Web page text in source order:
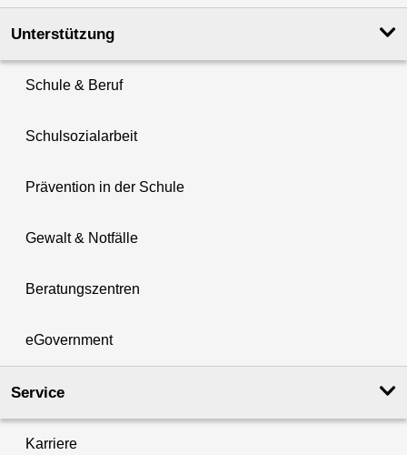
Unterstützung
Schule & Beruf
Schulsozialarbeit
Prävention in der Schule
Gewalt & Notfälle
Beratungszentren
eGovernment
Service
Karriere